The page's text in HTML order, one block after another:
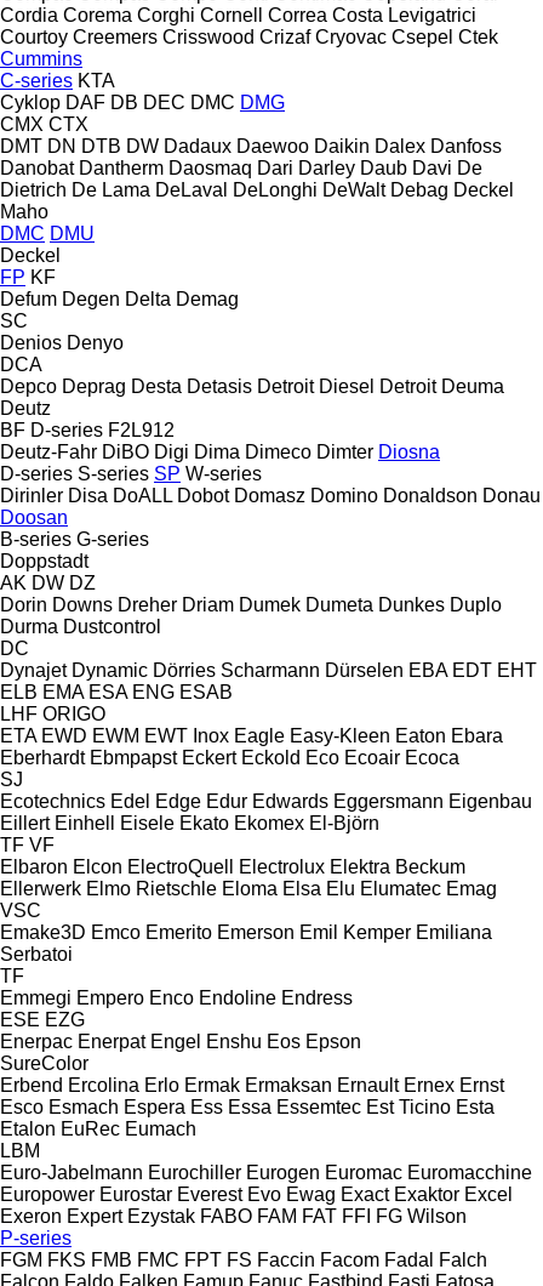
Cordia Corema Corghi Cornell Correa Costa Levigatrici
Courtoy Creemers Crisswood Crizaf Cryovac Csepel Ctek
Cummins
C-series KTA
Cyklop DAF DB DEC DMC DMG
CMX CTX
DMT DN DTB DW Dadaux Daewoo Daikin Dalex Danfoss
Danobat Dantherm Daosmaq Dari Darley Daub Davi De
Dietrich De Lama DeLaval DeLonghi DeWalt Debag Deckel
Maho
DMC DMU
Deckel
FP KF
Defum Degen Delta Demag
SC
Denios Denyo
DCA
Depco Deprag Desta Detasis Detroit Diesel Detroit Deuma
Deutz
BF D-series F2L912
Deutz-Fahr DiBO Digi Dima Dimeco Dimter Diosna
D-series S-series SP W-series
Dirinler Disa DoALL Dobot Domasz Domino Donaldson Donau
Doosan
B-series G-series
Doppstadt
AK DW DZ
Dorin Downs Dreher Driam Dumek Dumeta Dunkes Duplo
Durma Dustcontrol
DC
Dynajet Dynamic Dörries Scharmann Dürselen EBA EDT EHT
ELB EMA ESA ENG ESAB
LHF ORIGO
ETA EWD EWM EWT Inox Eagle Easy-Kleen Eaton Ebara
Eberhardt Ebmpapst Eckert Eckold Eco Ecoair Ecoca
SJ
Ecotechnics Edel Edge Edur Edwards Eggersmann Eigenbau
Eillert Einhell Eisele Ekato Ekomex El-Björn
TF VF
Elbaron Elcon ElectroQuell Electrolux Elektra Beckum
Ellerwerk Elmo Rietschle Eloma Elsa Elu Elumatec Emag
VSC
Emake3D Emco Emerito Emerson Emil Kemper Emiliana
Serbatoi
TF
Emmegi Empero Enco Endoline Endress
ESE EZG
Enerpac Enerpat Engel Enshu Eos Epson
SureColor
Erbend Ercolina Erlo Ermak Ermaksan Ernault Ernex Ernst
Esco Esmach Espera Ess Essa Essemtec Est Ticino Esta
Etalon EuRec Eumach
LBM
Euro-Jabelmann Eurochiller Eurogen Euromac Euromacchine
Europower Eurostar Everest Evo Ewag Exact Exaktor Excel
Exeron Expert Ezystak FABO FAM FAT FFI FG Wilson
P-series
FGM FKS FMB FMC FPT FS Faccin Facom Fadal
Falch
Falcon Faldo Falken Famup Fanuc Fastbind Fasti Fatosa